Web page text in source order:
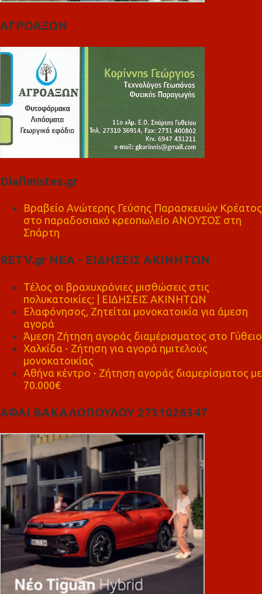
ΑΓΡΟΑΞΩΝ
Diafimistes.gr
Βραβείο Ανώτερης Γεύσης Παρασκευών Κρέατος
στο παραδοσιακό κρεοπωλείο ΑΝΟΥΣΟΣ στη
Σπάρτη
RETV.gr ΝΕΑ - ΕΙΔΗΣΕΙΣ ΑΚΙΝΗΤΩΝ
Τέλος οι βραχυχρόνιες μισθώσεις στις
πολυκατοικίες; | ΕΙΔΗΣΕΙΣ ΑΚΙΝΗΤΩΝ
Ελαφόνησος, Ζητείται μονοκατοικία για άμεση
αγορά
Άμεση Ζήτηση αγοράς διαμέρισματος στο Γύθειο
Χαλκίδα - Ζήτηση για αγορά ημιτελούς
μονοκατοικίας
Αθήνα κέντρο - Ζήτηση αγοράς διαμερίσματος με
70.000€
ΑΦΑΙ ΒΑΚΑΛΟΠΟΥΛΟΥ 2731026347